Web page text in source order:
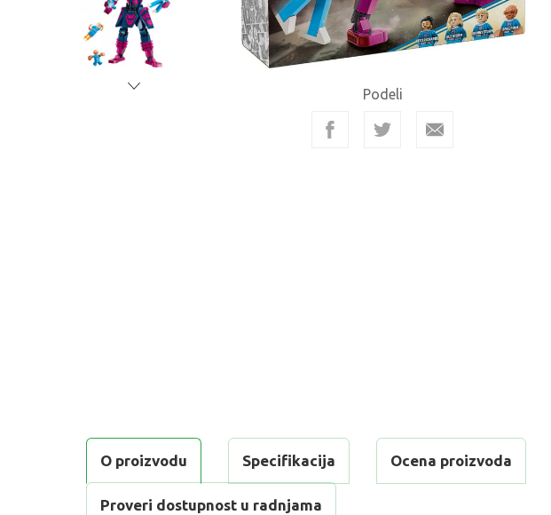
Podeli
O proizvodu Specifikacija Ocena proizvoda
Proveri dostupnost u radnjama